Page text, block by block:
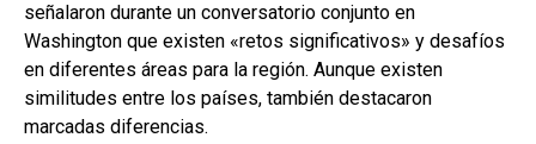
señalaron durante un conversatorio conjunto en
Washington que existen «retos significativos» y desafíos
en diferentes áreas para la región. Aunque existen
similitudes entre los países, también destacaron
marcadas diferencias.